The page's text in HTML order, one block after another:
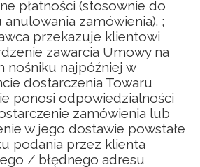
płatności (stosownie do
anulowania zamówienia). ;
przekazuje klientowi
zawarcia Umowy na
nośniku najpóźniej w
dostarczenia Towaru
ponosi odpowiedzialności
zamówienia lub
w jego dostawie powstałe
podania przez klienta
/ błędnego adresu